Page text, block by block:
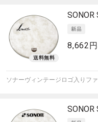
SONOR
8,662円
ソナーヴィンテージロゴ入りフ
SONOR